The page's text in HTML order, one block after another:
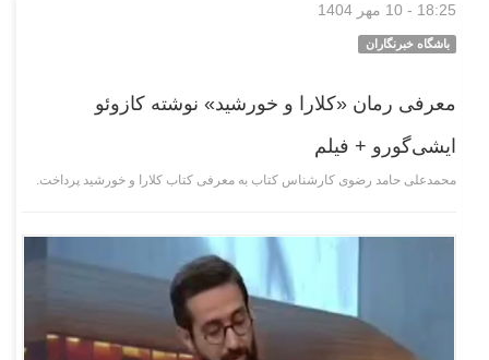
18:25 - 10 مهر 1404
باشگاه خبرنگاران
معرفی رمان «کلارا و خورشید» نوشته کازوئو
ایشی‌گورو + فیلم
محمدعلی حامد رضوی کارشناس کتاب به معرفی کتاب کلارا و خورشید پرداخت.